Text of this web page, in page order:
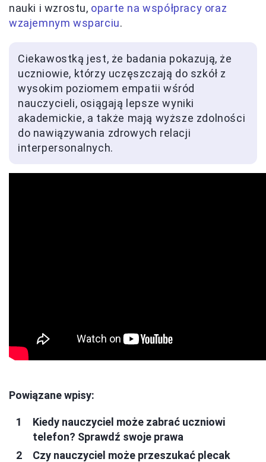
nauki i wzrostu, oparte na współpracy oraz
wzajemnym wsparciu.
Ciekawostką jest, że badania pokazują, że
uczniowie, którzy uczęszczają do szkół z
wysokim poziomem empatii wśród
nauczycieli, osiągają lepsze wyniki
akademickie, a także mają wyższe zdolności
do nawiązywania zdrowych relacji
interpersonalnych.
Powiązane wpisy:
Kiedy nauczyciel może zabrać uczniowi
telefon? Sprawdź swoje prawa
Czy nauczyciel może przeszukać plecak